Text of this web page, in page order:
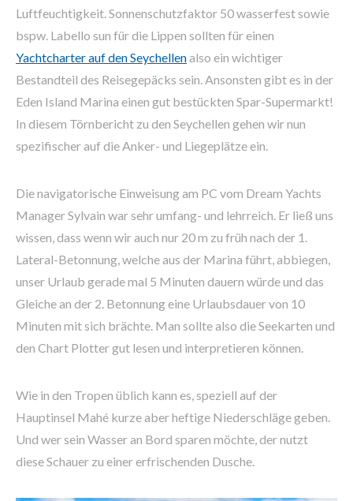
Luftfeuchtigkeit. Sonnenschutzfaktor 50 wasserfest sowie
bspw. Labello sun für die Lippen sollten für einen
Yachtcharter auf den Seychellenalso ein wichtiger
Bestandteil des Reisegepäcks sein. Ansonsten gibt es in der
Eden Island Marina einen gut bestückten Spar-Supermarkt!
In diesem Törnbericht zu den Seychellen gehen wir nun
spezifischer auf die Anker- und Liegeplätze ein.
Die navigatorische Einweisung am PC vom Dream Yachts
Manager Sylvain war sehr umfang- und lehrreich. Er ließ uns
wissen, dass wenn wir auch nur 20 m zu früh nach der 1.
Lateral-Betonnung, welche aus der Marina führt, abbiegen,
unser Urlaub gerade mal 5 Minuten dauern würde und das
Gleiche an der 2. Betonnung eine Urlaubsdauer von 10
Minuten mit sich brächte. Man sollte also die Seekarten und
den Chart Plotter gut lesen und interpretieren können.
Wie in den Tropen üblich kann es, speziell auf der
Hauptinsel Mahé kurze aber heftige Niederschläge geben.
Und wer sein Wasser an Bord sparen möchte, der nutzt
diese Schauer zu einer erfrischenden Dusche.